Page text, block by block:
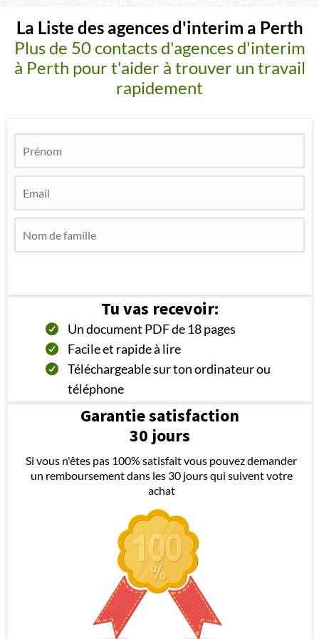
La Liste des agences d'interim a Perth
Plus de 50 contacts d'agences d'interim
à Perth pour t'aider à trouver un travail
rapidement
Tu vas recevoir:
Un document PDF de 18 pages
Facile et rapide à lire
Téléchargeable sur ton ordinateur ou
téléphone
Garantie satisfaction
30 jours
Si vous n'êtes pas 100% satisfait vous pouvez demander
un remboursement dans les 30 jours qui suivent votre
achat